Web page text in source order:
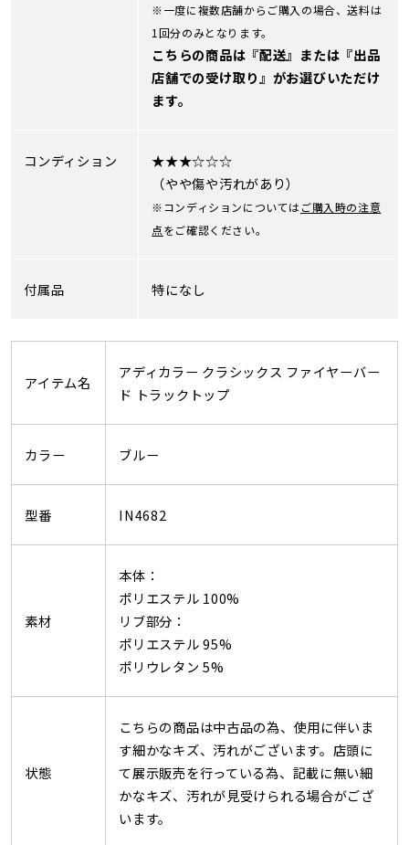
※一度に複数店舗からご購入の場合、送料は
1回分のみとなります。
こちらの商品は『配送』または『出品
店舗での受け取り』がお選びいただけ
ます。
コンディション
★★★☆☆☆
（やや傷や汚れがあり）
※コンディションについてはご購入時の注意
点をご確認ください。
付属品 特になし
アイテム名
アディカラー クラシックス ファイヤーバー
ド トラックトップ
カラー ブルー
型番 IN4682
素材
本体：
ポリエステル 100%
リブ部分：
ポリエステル 95%
ポリウレタン 5%
状態
こちらの商品は中古品の為、使用に伴いま
す細かなキズ、汚れがございます。店頭に
て展示販売を行っている為、記載に無い細
かなキズ、汚れが見受けられる場合がござ
います。